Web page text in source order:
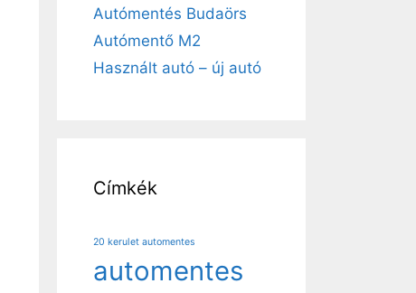
Autómentés Budaörs
Autómentő M2
Használt autó – új autó
Címkék
20 kerulet automentes
automentes